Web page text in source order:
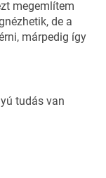
megemlítem
de a
márpedig így
tudás van